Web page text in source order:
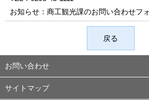
お知らせ： 商工観光課のお問い合わせフ
戻る
お問い合わせ
サイトマップ